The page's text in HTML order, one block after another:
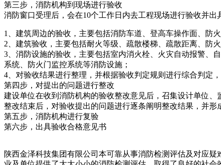
第三步，消防机构到现场进行验收
消防窗口受理后，会在10个工作日内去工程现场进行验收并
1、建筑周边的验收，主要包括消防车道、登高车操作面、防
2、建筑验收，主要包括耐火等级、疏散楼梯、疏散距离、防
3、消防设施的验收，主要包括室内消火栓、火灾自动报警、
系统、防火门监控系统等消防设施；
4、对验收结果进行整理，并根据验收判定规则进行综合判定
第四步，对提出的问题进行整改
建设单位在收到消防机构的验收整改意见后，召集设计单位
整改结束后，对验收提出的问题进行逐条阐明整改结果，并
第五步，消防机构进行复验
第六步，出具验收合格意见书
陕西金泽科技集团有限公司本可靠从事消防检测评估及对应